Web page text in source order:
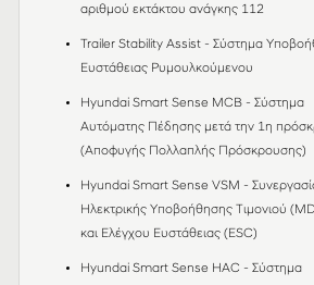
αριθμού εκτάκτου ανάγκης 112
Trailer Stability Assist - Σύστημα
Ευστάθειας Ρυμουλκούμενου
Hyundai Smart Sense MCB - Σύστημα
Αυτόματης Πέδησης μετά την 1η
(Αποφυγής Πολλαπλής Πρόσκρουσης)
Hyundai Smart Sense VSM -
Ηλεκτρικής Υποβοήθησης Τιμονιού
και Ελέγχου Ευστάθειας (ESC)
Hyundai Smart Sense HAC - Σύστημα